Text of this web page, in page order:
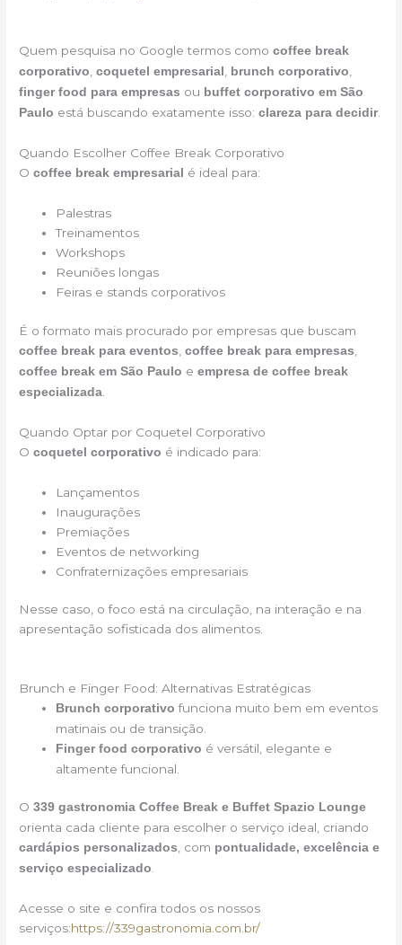
Quem pesquisa no Google termos comocoffee break
corporativo,coquetel empresarial , brunch corporativo,
finger food para empresas ou buffet corporativo em São
Paulo está buscando exatamente isso:clareza para decidir.
Quando Escolher Coffee Break Corporativo
Ocoffee break empresarial é ideal para:
Palestras
Treinamentos
Workshops
Reuniões longas
Feiras e stands corporativos
É o formato mais procurado por empresas que buscam
coffee break para eventos ,coffee break para empresas
coffee break em São Paulo eempresa de coffee break
especializada
Quando Optar por Coquetel Corporativo
Ocoquetel corporativo é indicado para:
Lançamentos
Inaugurações
Premiações
Eventos de networking
Confraternizações empresariais
Nesse caso, o foco está na circulação, na interação e na
apresentação sofisticada dos alimentos.
Brunch e Finger Food: Alternativas Estratégicas
Brunch corporativo funciona muito bem em eventos
matinais ou de transição.
Finger food corporativo é versátil, elegante e
altamente funcional.
O339 gastronomia Coffee Break e Buffet Spazio Lounge
orienta cada cliente para escolher o serviço ideal, criando
cardápios personalizados, com pontualidade, excelência e
serviço especializado.
Acesse o site e confira todos os nossos
serviços:https://339gastronomia.com.br/